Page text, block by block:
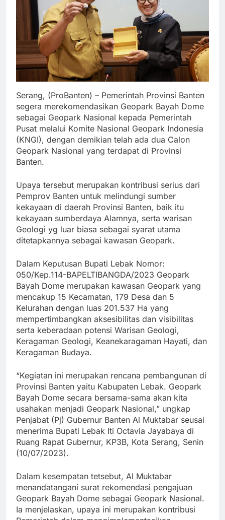
Serang, (ProBanten) – Pemerintah Provinsi Banten
segera merekomendasikan Geopark Bayah Dome
sebagai Geopark Nasional kepada Pemerintah
Pusat melalui Komite Nasional Geopark Indonesia
(KNGI), dengan demikian telah ada dua Calon
Geopark Nasional yang terdapat di Provinsi
Banten.
Upaya tersebut merupakan kontribusi serius dari
Pemprov Banten untuk melindungi sumber
kekayaan di daerah Provinsi Banten, baik itu
kekayaan sumberdaya Alamnya, serta warisan
Geologi yg luar biasa sebagai syarat utama
ditetapkannya sebagai kawasan Geopark.
Dalam Keputusan Bupati Lebak Nomor:
050/Kep.114-BAPELTIBANGDA/2023 Geopark
Bayah Dome merupakan kawasan Geopark yang
mencakup 15 Kecamatan, 179 Desa dan 5
Kelurahan dengan luas 201.537 Ha yang
mempertimbangkan aksesibilitas dan visibilitas
serta keberadaan potensi Warisan Geologi,
Keragaman Geologi, Keanekaragaman Hayati, dan
Keragaman Budaya.
“Kegiatan ini merupakan rencana pembangunan di
Provinsi Banten yaitu Kabupaten Lebak. Geopark
Bayah Dome secara bersama-sama akan kita
usahakan menjadi Geopark Nasional,” ungkap
Penjabat (Pj) Gubernur Banten Al Muktabar seusai
menerima Bupati Lebak Iti Octavia Jayabaya di
Ruang Rapat Gubernur, KP3B, Kota Serang, Senin
(10/07/2023).
Dalam kesempatan tetsebut, Al Muktabar
menandatangani surat rekomendasi pengajuan
Geopark Bayah Dome sebagai Geopark Nasional.
Ia menjelaskan, upaya ini merupakan kontribusi